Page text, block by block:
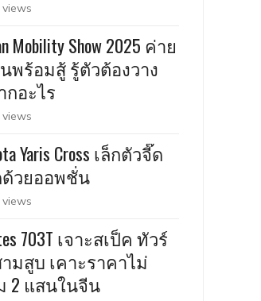
views
Mobility Show 2025 ค่าย
พร้อมสู้ รู้ตัวต้องวาง
อะไร
views
Yaris Cross เล็กตัวจี๊ด
ด้วยออพชั่น
views
703T เจาะสเป็ค ทัวร์
มสูบ เคาะราคาไม่
2 แสนในจีน